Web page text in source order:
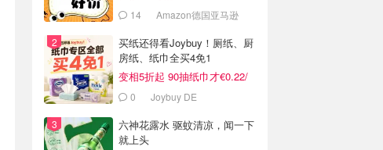
14 Amazon德国亚马逊
买纸还得看Joybuy！厕纸、厨
房纸、纸巾全买4免1
变相5折起 90抽纸巾才€0.22/
包 0 Joybuy DE
六神花露水 驱蚊清凉，闻一下
就上头